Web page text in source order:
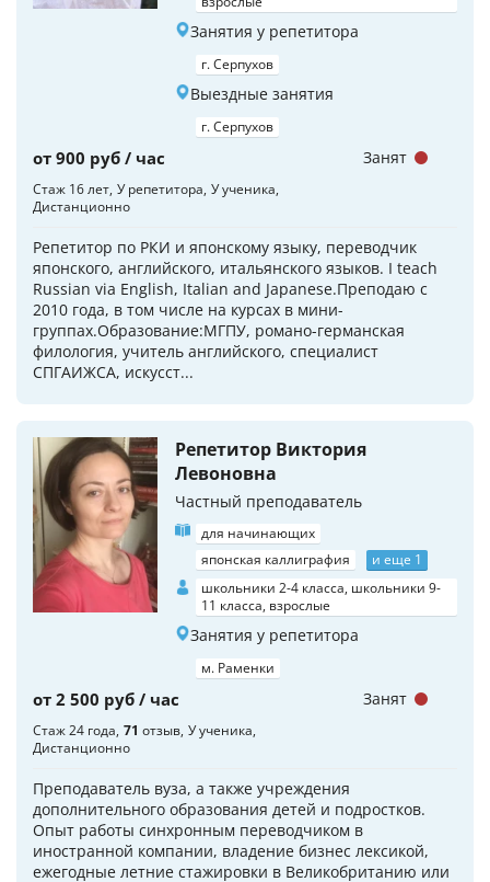
Занятия у репетитора
г. Серпухов
Выездные занятия
г. Серпухов
от 900 руб / час
Стаж 16 лет У репетитора У ученика
Дистанционно
Репетитор по РКИ и японскому языку, переводчик
японского, английского, итальянского языков. I teach
Russian via English, Italian and Japanese.Преподаю с
2010 года, в том числе на курсах в мини-
группах.Образование:МГПУ, романо-германская
филология, учитель английского, специалист
СПГАИЖСА, искусст...
Занят
Репетитор Виктория
Левоновна
Частный преподаватель
для начинающих
японская каллиграфия
и еще 1
школьники 2-4 класса, школьники 9-
11 класса, взрослые
Занятия у репетитора
м. Раменки
от 2 500 руб / час
Стаж 24 года 71 отзыв У ученика
Дистанционно
Преподаватель вуза, а также учреждения
дополнительного образования детей и подростков.
Опыт работы синхронным переводчиком в
иностранной компании, владение бизнес лексикой,
ежегодные летние стажировки в Великобританию или
Занят